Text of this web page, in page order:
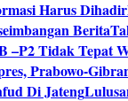
Harus
Berita
–P2 Tidak Tepat
Prabowo-
Di Jateng